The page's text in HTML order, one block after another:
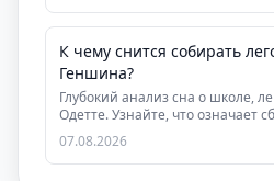
К чему снится собирать
Геншина?
Глубокий анализ сна о школе,
Одетте. Узнайте, что означает
07.08.2026